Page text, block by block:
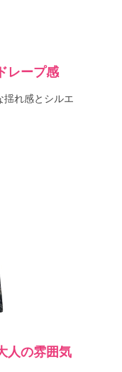
レープ感
揺れ感とシルエ
人の雰囲気